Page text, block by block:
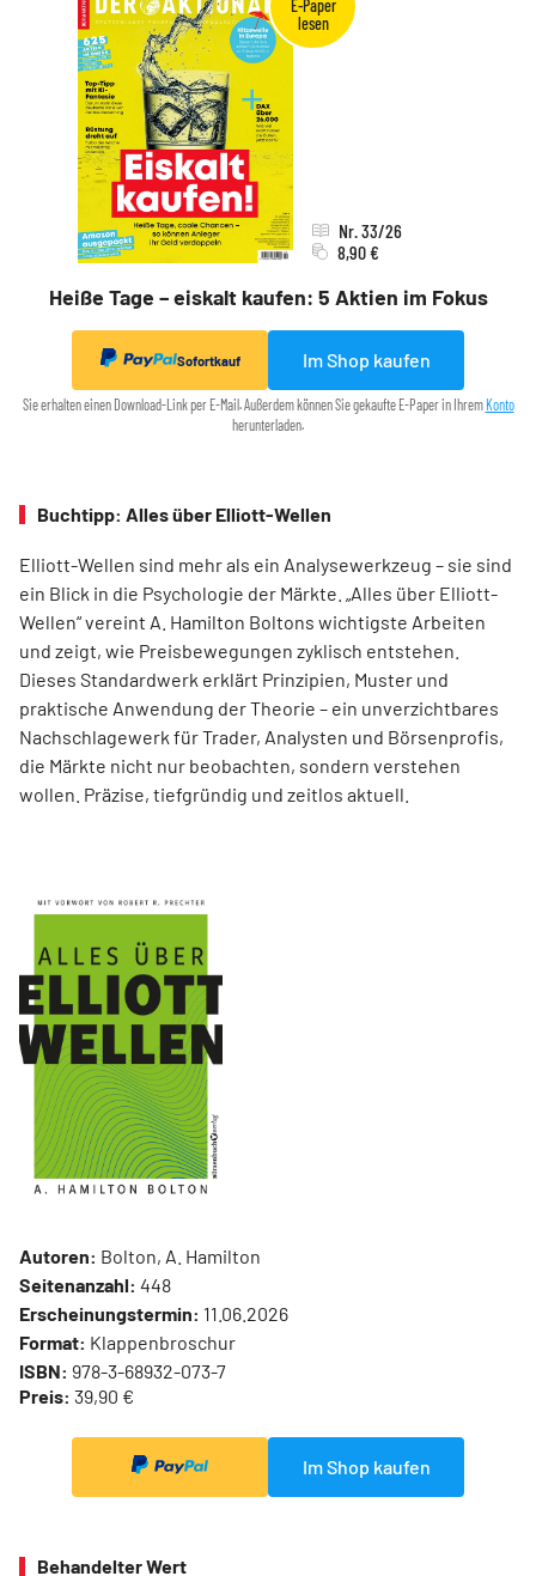
Heiße Tage – eiskalt kaufen: 5 Aktien im Fokus
Nr. 33/26
8,90 €
Sofortkauf Im Shop kaufen
Sie erhalten einen Download-Link per E-Mail. Außerdem können Sie gekaufte E-Paper in Ihrem Konto
herunterladen.
Buchtipp: Alles über Elliott-Wellen
Elliott-Wellen sind mehr als ein Analysewerkzeug – sie sind
ein Blick in die Psychologie der Märkte. „Alles über Elliott-
Wellen“ vereint A. Hamilton Boltons wichtigste Arbeiten
und zeigt, wie Preisbewegungen zyklisch entstehen.
Dieses Standardwerk erklärt Prinzipien, Muster und
praktische Anwendung der Theorie – ein unverzichtbares
Nachschlagewerk für Trader, Analysten und Börsenprofis,
die Märkte nicht nur beobachten, sondern verstehen
wollen. Präzise, tiefgründig und zeitlos aktuell.
Autoren: Bolton, A. Hamilton
Seitenanzahl: 448
Erscheinungstermin: 11.06.2026
Format: Klappenbroschur
ISBN: 978-3-68932-073-7
Preis: 39,90 €
Im Shop kaufen
Behandelter Wert